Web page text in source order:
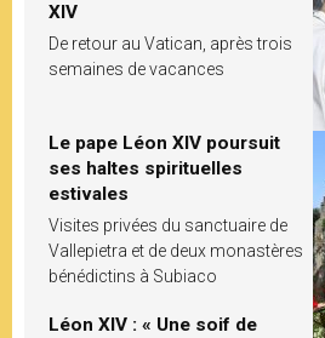
XIV
De retour au Vatican, après trois
semaines de vacances
Le pape Léon XIV poursuit
ses haltes spirituelles
estivales
Visites privées du sanctuaire de
Vallepietra et de deux monastères
bénédictins à Subiaco
Léon XIV : « Une soif de